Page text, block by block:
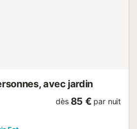
avec jardin
dès 85 € par nuit